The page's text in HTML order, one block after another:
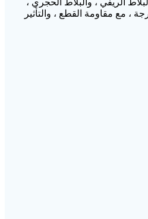
والرخام ، والحجر الاصطناعي للطائرة ، والمحدب طحن السطح وتلميعه ، يمكن أن تكون درجة التلميع الكاشطة وفقًا للتحكم في طلب العميل في 5 درجة -15 درجة ، مع مقاومة القطع ، والتأثير